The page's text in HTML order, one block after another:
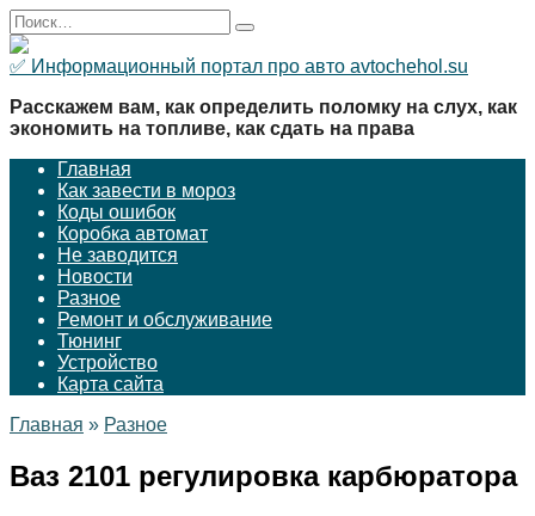
Перейти
к
содержанию
Search
for:
✅ Информационный портал про авто avtochehol.su
Расскажем вам, как определить поломку на слух, как
экономить на топливе, как сдать на права
Главная
Как завести в мороз
Коды ошибок
Коробка автомат
Не заводится
Новости
Разное
Ремонт и обслуживание
Тюнинг
Устройство
Карта сайта
Главная » Разное
Ваз 2101 регулировка карбюратора